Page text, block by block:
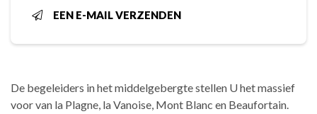
EEN E-MAIL VERZENDEN
De begeleiders in het middelgebergte stellen U het massief
voor van la Plagne, la Vanoise, Mont Blanc en Beaufortain.